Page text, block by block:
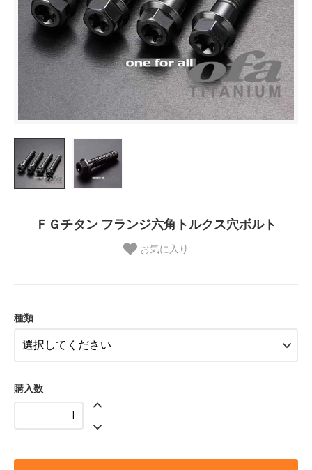
ＦＧチタン フランジ六角トルクス穴ボルト
お気に入り
種類
購入数